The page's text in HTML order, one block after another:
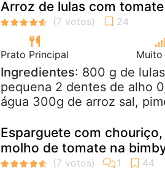
Arroz de lulas com tomate
Prato Principal Muito
Ingredientes: 800 g de
pequena 2 dentes de alho
água 300g de arroz sal,
Esparguete com
molho de tomate na